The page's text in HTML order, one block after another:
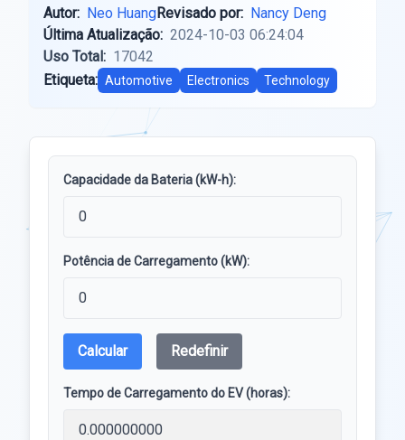
Autor: Neo HuangRevisado por: Nancy Deng
Última Atualização: 2024-10-03 06:24:04
Uso Total: 17042
Etiqueta: Automotive Electronics Technology
Capacidade da Bateria (kW-h):
Potência de Carregamento (kW):
Calcular Redefinir
Tempo de Carregamento do EV (horas):